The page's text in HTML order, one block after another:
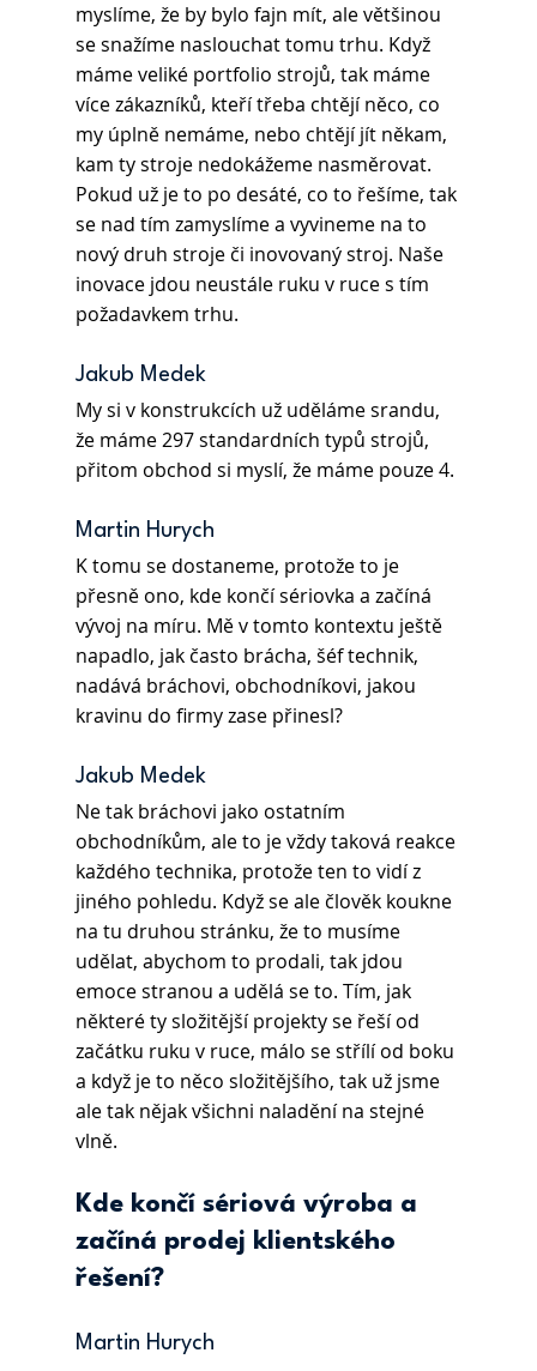
myslíme, že by bylo fajn mít, ale většinou
se snažíme naslouchat tomu trhu. Když
máme veliké portfolio strojů, tak máme
více zákazníků, kteří třeba chtějí něco, co
my úplně nemáme, nebo chtějí jít někam,
kam ty stroje nedokážeme nasměrovat.
Pokud už je to po desáté, co to řešíme, tak
se nad tím zamyslíme a vyvineme na to
nový druh stroje či inovovaný stroj. Naše
inovace jdou neustále ruku v ruce s tím
požadavkem trhu.
Jakub Medek
My si v konstrukcích už uděláme srandu,
že máme 297 standardních typů strojů,
přitom obchod si myslí, že máme pouze 4.
Martin Hurych
K tomu se dostaneme, protože to je
přesně ono, kde končí sériovka a začíná
vývoj na míru. Mě v tomto kontextu ještě
napadlo, jak často brácha, šéf technik,
nadává bráchovi, obchodníkovi, jakou
kravinu do firmy zase přinesl?
Jakub Medek
Ne tak bráchovi jako ostatním
obchodníkům, ale to je vždy taková reakce
každého technika, protože ten to vidí z
jiného pohledu. Když se ale člověk koukne
na tu druhou stránku, že to musíme
udělat, abychom to prodali, tak jdou
emoce stranou a udělá se to. Tím, jak
některé ty složitější projekty se řeší od
začátku ruku v ruce, málo se střílí od boku
a když je to něco složitějšího, tak už jsme
ale tak nějak všichni naladění na stejné
vlně.
Kde končí sériová výroba a
začíná prodej klientského
řešení?
Martin Hurych